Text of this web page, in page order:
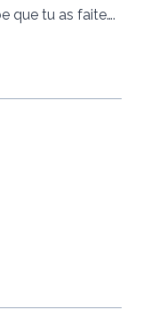
que tu as faite….